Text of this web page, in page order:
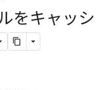
をキャッシ